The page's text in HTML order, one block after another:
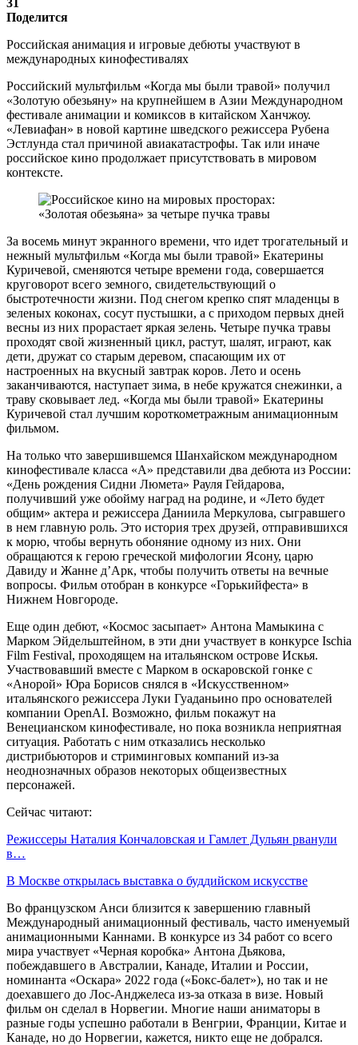
Поделится
Российская анимация и игровые дебюты участвуют в
международных кинофестивалях
Российский мультфильм «Когда мы были травой» получил
«Золотую обезьяну» на крупнейшем в Азии Международном
фестивале анимации и комиксов в китайском Ханчжоу.
«Левиафан» в новой картине шведского режиссера Рубена
Эстлунда стал причиной авиакатастрофы. Так или иначе
российское кино продолжает присутствовать в мировом
контексте.
За восемь минут экранного времени, что идет трогательный и
нежный мультфильм «Когда мы были травой» Екатерины
Куричевой, сменяются четыре времени года, совершается
круговорот всего земного, свидетельствующий о
быстротечности жизни. Под снегом крепко спят младенцы в
зеленых коконах, сосут пустышки, а с приходом первых дней
весны из них прорастает яркая зелень. Четыре пучка травы
проходят свой жизненный цикл, растут, шалят, играют, как
дети, дружат со старым деревом, спасающим их от
настроенных на вкусный завтрак коров. Лето и осень
заканчиваются, наступает зима, в небе кружатся снежинки, а
траву сковывает лед. «Когда мы были травой» Екатерины
Куричевой стал лучшим короткометражным анимационным
фильмом.
На только что завершившемся Шанхайском международном
кинофестивале класса «А» представили два дебюта из России:
«День рождения Сидни Люмета» Рауля Гейдарова,
получивший уже обойму наград на родине, и «Лето будет
общим» актера и режиссера Даниила Меркулова, сыгравшего
в нем главную роль. Это история трех друзей, отправившихся
к морю, чтобы вернуть обоняние одному из них. Они
обращаются к герою греческой мифологии Ясону, царю
Давиду и Жанне д’Арк, чтобы получить ответы на вечные
вопросы. Фильм отобран в конкурсе «Горькийфеста» в
Нижнем Новгороде.
Еще один дебют, «Космос засыпает» Антона Мамыкина с
Марком Эйдельштейном, в эти дни участвует в конкурсе Ischia
Film Festival, проходящем на итальянском острове Искья.
Участвовавший вместе с Марком в оскаровской гонке с
«Анорой» Юра Борисов снялся в «Искусственном»
итальянского режиссера Луки Гуаданьино про основателей
компании OpenAI. Возможно, фильм покажут на
Венецианском кинофестивале, но пока возникла неприятная
ситуация. Работать с ним отказались несколько
дистрибьюторов и стриминговых компаний из-за
неоднозначных образов некоторых общеизвестных
персонажей.
Сейчас читают:
Режиссеры Наталия Кончаловская и Гамлет Дульян рванули
в…
В Москве открылась выставка о буддийском искусстве
Во французском Анси близится к завершению главный
Международный анимационный фестиваль, часто именуемый
анимационными Каннами. В конкурсе из 34 работ со всего
мира участвует «Черная коробка» Антона Дьякова,
побеждавшего в Австралии, Канаде, Италии и России,
номинанта «Оскара» 2022 года («Бокс-балет»), но так и не
доехавшего до Лос-Анджелеса из-за отказа в визе. Новый
фильм он сделал в Норвегии. Многие наши аниматоры в
разные годы успешно работали в Венгрии, Франции, Китае и
Канаде, но до Норвегии, кажется, никто еще не добрался.